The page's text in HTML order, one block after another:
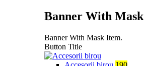
Banner With Mask
Banner With Mask Item.
Button Title